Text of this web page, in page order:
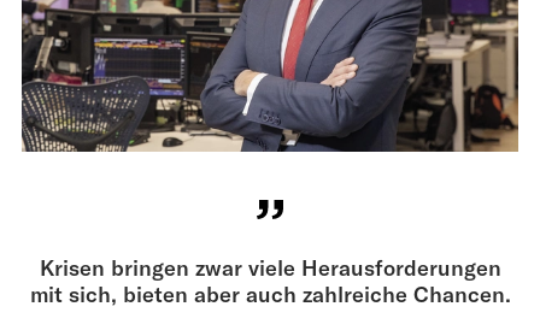
Krisen bringen zwar viele Herausforderungen
mit sich, bieten aber auch zahlreiche Chancen.